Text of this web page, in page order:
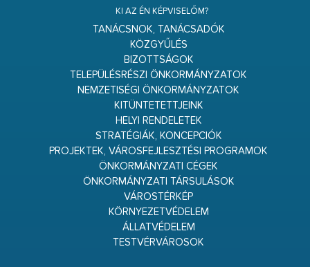
KI AZ ÉN KÉPVISELŐM?
TANÁCSNOK, TANÁCSADÓK
KÖZGYŰLÉS
BIZOTTSÁGOK
TELEPÜLÉSRÉSZI ÖNKORMÁNYZATOK
NEMZETISÉGI ÖNKORMÁNYZATOK
KITÜNTETETTJEINK
HELYI RENDELETEK
STRATÉGIÁK, KONCEPCIÓK
PROJEKTEK, VÁROSFEJLESZTÉSI PROGRAMOK
ÖNKORMÁNYZATI CÉGEK
ÖNKORMÁNYZATI TÁRSULÁSOK
VÁROSTÉRKÉP
KÖRNYEZETVÉDELEM
ÁLLATVÉDELEM
TESTVÉRVÁROSOK